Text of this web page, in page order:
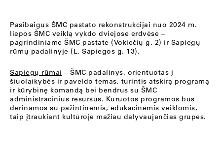
Pasibaigus ŠMC pastato rekonstrukcijai nuo 2024 m.
liepos ŠMC veiklą vykdo dviejose erdvėse –
pagrindiniame ŠMC pastate (Vokiečių g. 2) ir Sapiegų
rūmų padalinyje (L. Sapiegos g. 13).
Sapiegų rūmai – ŠMC padalinys, orientuotas į
šiuolaikybės ir paveldo temas, turintis atskirą programą
ir kūrybinę komandą bei bendrus su ŠMC
administracinius resursus. Kuruotos programos bus
derinamos su pažintinėmis, edukacinėmis veiklomis,
taip įtraukiant kultūroje mažiau dalyvaujančias grupes.